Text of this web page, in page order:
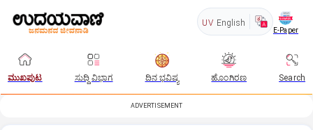
UV English
E-Paper
ಮುಖಪುಟ ಸುದ್ದಿ ವಿಭಾಗ ದಿನ ಭವಿಷ್ಯ ಹೊಂಗಿರಣ Search
ADVERTISEMENT